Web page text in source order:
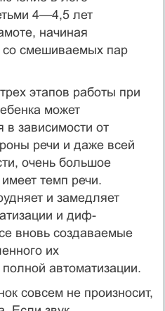
4—4,5 лет
начиная
со смешиваемых пар
этапов работы при
может
в зависимости от
речи и даже всей
очень большое
темп речи.
и замедляет
и диф­
вновь создаваемые
их
автоматизации.
совсем не произносит,